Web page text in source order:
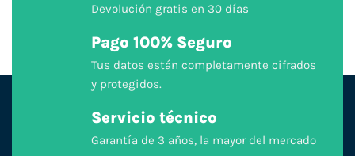
Devolución gratis en 30 días
Pago 100% Seguro
Tus datos están completamente cifrados
y protegidos.
Servicio técnico
Garantía de 3 años, la mayor del mercado